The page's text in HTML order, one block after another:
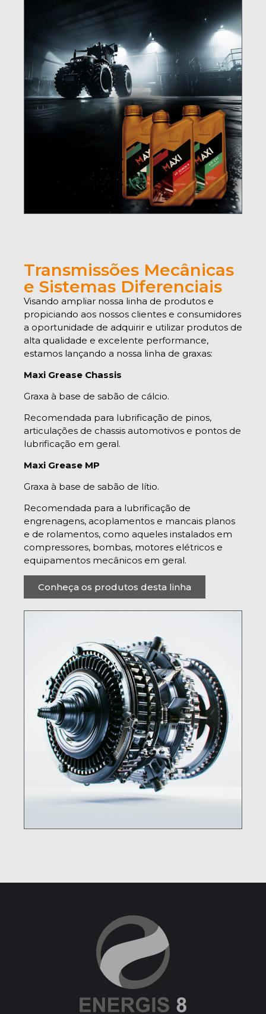
Transmissões Mecânicas
e Sistemas Diferenciais
Visando ampliar nossa linha de produtos e
propiciando aos nossos clientes e consumidores
a oportunidade de adquirir e utilizar produtos de
alta qualidade e excelente performance,
estamos lançando a nossa linha de graxas:
Maxi Grease Chassis
Graxa à base de sabão de cálcio.
Recomendada para lubrificação de pinos,
articulações de chassis automotivos e pontos de
lubrificação em geral.
Maxi Grease MP
Graxa à base de sabão de lítio.
Recomendada para a lubrificação de
engrenagens, acoplamentos e mancais planos
e de rolamentos, como aqueles instalados em
compressores, bombas, motores elétricos e
equipamentos mecânicos em geral.
Conheça os produtos desta linha